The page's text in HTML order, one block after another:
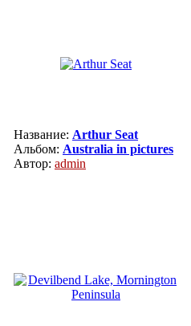
Название: Arthur Seat
Альбом: Australia in pictures
Автор: admin